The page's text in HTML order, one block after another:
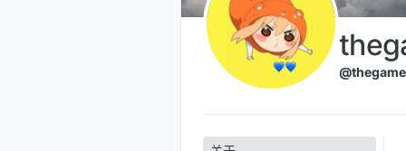
@thegame